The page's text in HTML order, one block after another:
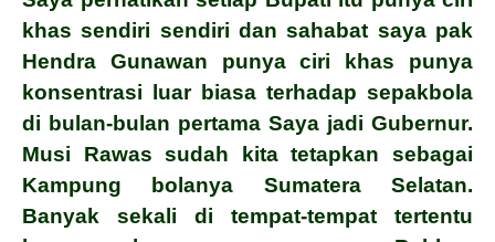
khas sendiri sendiri dan sahabat saya pak
Hendra Gunawan punya ciri khas punya
konsentrasi luar biasa terhadap sepakbola
di bulan-bulan pertama Saya jadi Gubernur.
Musi Rawas sudah kita tetapkan sebagai
Kampung bolanya Sumatera Selatan.
Banyak sekali di tempat-tempat tertentu